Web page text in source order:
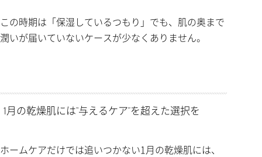
この時期は「保湿しているつもり」でも、肌の奥まで
潤いが届いていないケースが少なくありません。
1月の乾燥肌には“与えるケア”を超えた選択を
ホームケアだけでは追いつかない1月の乾燥肌には、